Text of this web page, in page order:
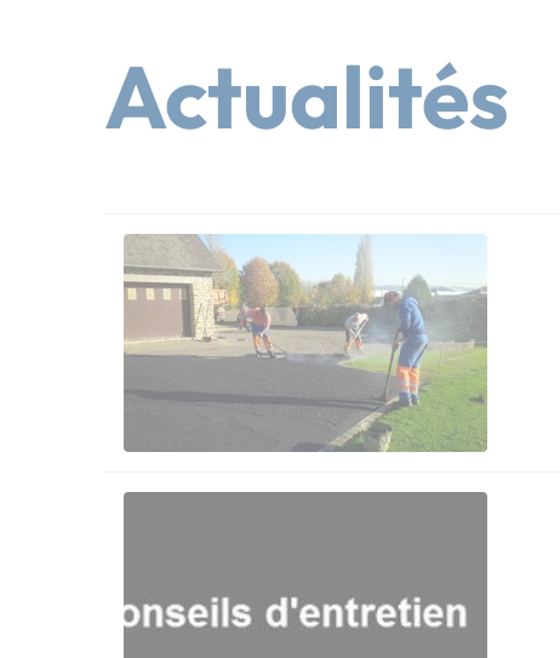
Actualités